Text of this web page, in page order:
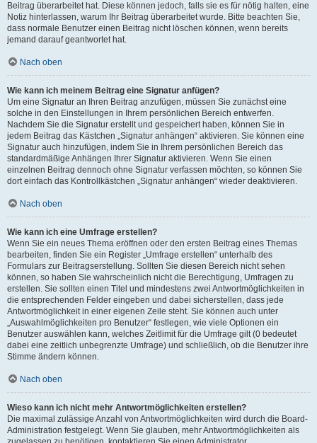
Beitrag überarbeitet hat. Diese können jedoch, falls sie es für nötig halten, eine
Notiz hinterlassen, warum Ihr Beitrag überarbeitet wurde. Bitte beachten Sie,
dass normale Benutzer einen Beitrag nicht löschen können, wenn bereits
jemand darauf geantwortet hat.
Nach oben
Wie kann ich meinem Beitrag eine Signatur anfügen?
Um eine Signatur an Ihren Beitrag anzufügen, müssen Sie zunächst eine
solche in den Einstellungen in Ihrem persönlichen Bereich entwerfen.
Nachdem Sie die Signatur erstellt und gespeichert haben, können Sie in
jedem Beitrag das Kästchen „Signatur anhängen“ aktivieren. Sie können eine
Signatur auch hinzufügen, indem Sie in Ihrem persönlichen Bereich das
standardmäßige Anhängen Ihrer Signatur aktivieren. Wenn Sie einen
einzelnen Beitrag dennoch ohne Signatur verfassen möchten, so können Sie
dort einfach das Kontrollkästchen „Signatur anhängen“ wieder deaktivieren.
Nach oben
Wie kann ich eine Umfrage erstellen?
Wenn Sie ein neues Thema eröffnen oder den ersten Beitrag eines Themas
bearbeiten, finden Sie ein Register „Umfrage erstellen“ unterhalb des
Formulars zur Beitragserstellung. Sollten Sie diesen Bereich nicht sehen
können, so haben Sie wahrscheinlich nicht die Berechtigung, Umfragen zu
erstellen. Sie sollten einen Titel und mindestens zwei Antwortmöglichkeiten in
die entsprechenden Felder eingeben und dabei sicherstellen, dass jede
Antwortmöglichkeit in einer eigenen Zeile steht. Sie können auch unter
„Auswahlmöglichkeiten pro Benutzer“ festlegen, wie viele Optionen ein
Benutzer auswählen kann, welches Zeitlimit für die Umfrage gilt (0 bedeutet
dabei eine zeitlich unbegrenzte Umfrage) und schließlich, ob die Benutzer ihre
Stimme ändern können.
Nach oben
Wieso kann ich nicht mehr Antwortmöglichkeiten erstellen?
Die maximal zulässige Anzahl von Antwortmöglichkeiten wird durch die Board-
Administration festgelegt. Wenn Sie glauben, mehr Antwortmöglichkeiten als